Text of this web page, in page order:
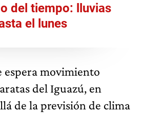
del tiempo: lluvias
el lunes
espera movimiento
del Iguazú, en
de la previsión de clima